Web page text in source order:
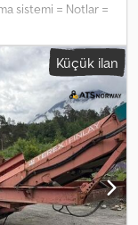
sistemi = Notlar =
19.000 kg. CE
Bar. 4 adet
konveyör. 40x40
385/65R22,5, %80
ve Koşulları,
ve fiyat
ve bunlara
bir şekilde
Hüküm ve Koşulları
için geçerli net
Küçük ilan